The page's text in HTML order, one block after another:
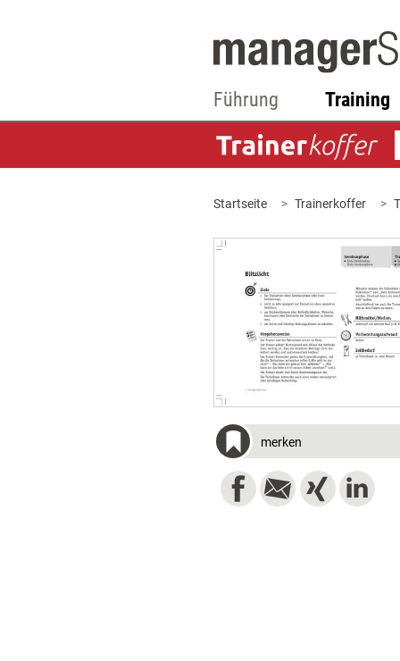
Führung Training
Startseite Trainerkoffer
merken